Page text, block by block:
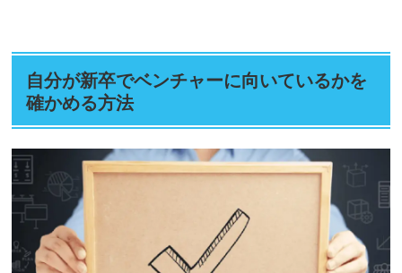
自分が新卒でベンチャーに向いているかを
確かめる方法